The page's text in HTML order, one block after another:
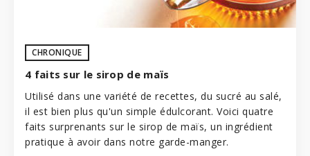
CHRONIQUE
4 faits sur le sirop de maïs
Utilisé dans une variété de recettes, du sucré au salé,
il est bien plus qu'un simple édulcorant. Voici quatre
faits surprenants sur le sirop de maïs, un ingrédient
pratique à avoir dans notre garde-manger.